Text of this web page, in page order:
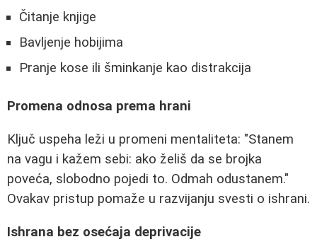
Čitanje knjige
Bavljenje hobijima
Pranje kose ili šminkanje kao distrakcija
Promena odnosa prema hrani
Ključ uspeha leži u promeni mentaliteta: "Stanem
na vagu i kažem sebi: ako želiš da se brojka
poveća, slobodno pojedi to. Odmah odustanem."
Ovakav pristup pomaže u razvijanju svesti o ishrani.
Ishrana bez osećaja deprivacije